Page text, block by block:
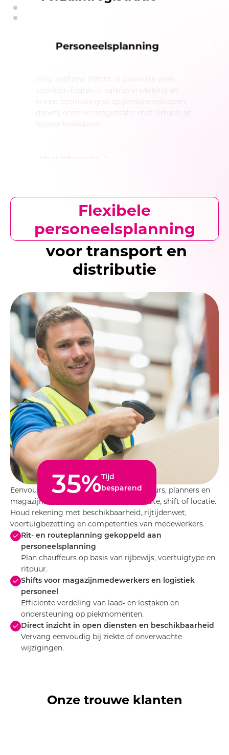
Personeelsplanning
Flexibele
personeelsplanning
voor transport en
distributie
35%Tijd
besparend
Eenvoudig roosters maken voor chauffeurs, planners en
magazijnteams. Creëer roosters per route, shift of locatie.
Houd rekening met beschikbaarheid, rijtijdenwet,
voertuigbezetting en competenties van medewerkers.
Rit- en routeplanning gekoppeld aan
personeelsplanning
Plan chauffeurs op basis van rijbewijs, voertuigtype en
ritduur.
Shifts voor magazijnmedewerkers en logistiek
personeel
Efficiënte verdeling van laad- en lostaken en
ondersteuning op piekmomenten.
Direct inzicht in open diensten en beschikbaarheid
Vervang eenvoudig bij ziekte of onverwachte
wijzigingen.
Onze trouwe klanten